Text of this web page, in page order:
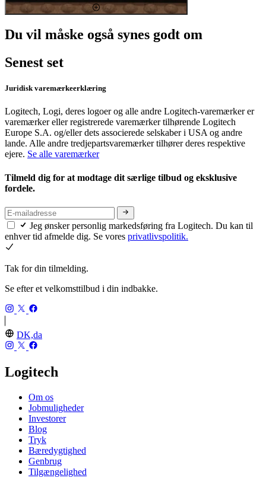
Du vil måske også synes godt om
Senest set
Juridisk varemærkeerklæring
Logitech, Logi, deres logoer og alle andre Logitech-varemærker er
varemærker eller registrerede varemærker tilhørende Logitech
Europe S.A. og/eller dets associerede selskaber i USA og andre
lande. Alle andre tredjepartsvaremærker tilhører deres respektive
ejere. Se alle varemærker
Tilmeld dig for at modtage dit særlige tilbud og eksklusive
fordele.
Jeg ønsker personlig markedsføring fra Logitech. Du kan til
enhver tid afmelde dig. Se vores privatlivspolitik.
Tak for din tilmelding.
Se efter et velkomsttilbud i din indbakke.
DK,da
Logitech
Om os
Jobmuligheder
Investorer
Blog
Tryk
Bæredygtighed
Genbrug
Tilgængelighed